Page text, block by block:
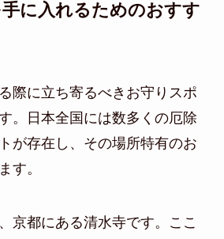
に入れるためのおすす
際に立ち寄るべきお守りスポ
。日本全国には数多くの厄除
が存在し、その場所特有のお
す。
京都にある清水寺です。ここ